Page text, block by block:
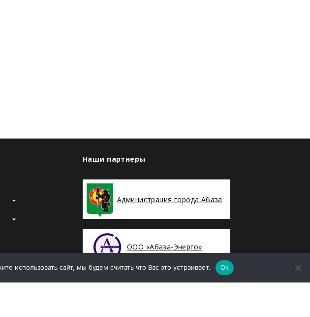
Наши партнеры
Администрация города Абаза
ООО «Абаза-Энерго»
Телефон 8 (39047) 2-94-19
использовать сайт, мы будем считать что Вас это устраивает. Ok